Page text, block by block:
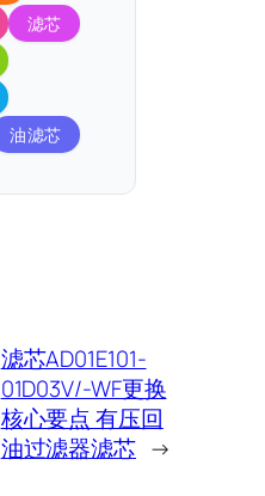
滤芯
油滤芯
滤芯AD01E101-
01D03V/-WF更换
核心要点 有压回
油过滤器滤芯 →